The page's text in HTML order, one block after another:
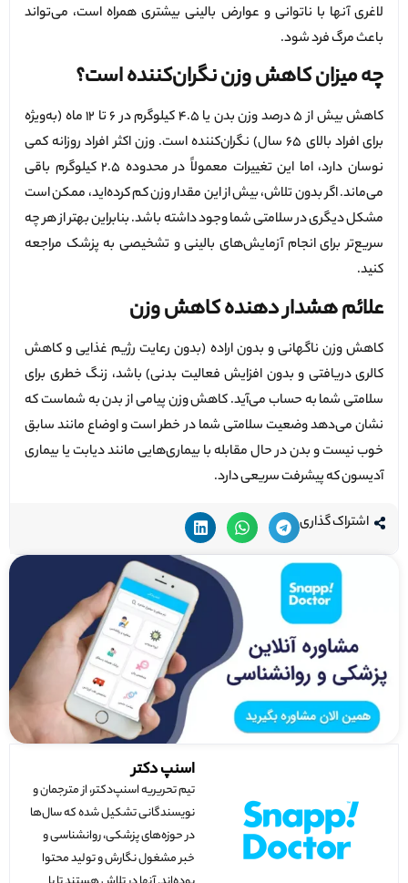
لاغری آنها با ناتوانی و عوارض بالینی بیشتری همراه است، می‌تواند
باعث مرگ فرد شود.
چه میزان کاهش وزن نگران‌کننده است؟
کاهش بیش از ۵ درصد وزن بدن یا ۴.۵ کیلوگرم در ۶ تا ۱۲ ماه (به‌ویژه
برای افراد بالای ۶۵ سال) نگران‌کننده است. وزن اکثر افراد روزانه کمی
نوسان دارد، اما این تغییرات معمولاً در محدوده ۲.۵ کیلوگرم باقی
می‌ماند. اگر بدون تلاش، بیش از این مقدار وزن کم کرده‌اید، ممکن است
مشکل دیگری در سلامتی شما وجود داشته باشد. بنابراین بهتر از هر چه
سریع‌تر برای انجام آزمایش‌های بالینی و تشخیصی به پزشک مراجعه
کنید.
علائم هشدار دهنده کاهش وزن
کاهش وزن ناگهانی و بدون اراده (بدون رعایت رژیم غذایی و کاهش
کالری دریافتی و بدون افزایش فعالیت بدنی) باشد، زنگ خطری برای
سلامتی شما به حساب می‌آید. کاهش وزن پیامی از بدن به شماست که
نشان می‌دهد وضعیت سلامتی شما در خطر است و اوضاع مانند سابق
خوب نیست و بدن در حال مقابله با بیماری‌هایی مانند دیابت یا بیماری
آدیسون که پیشرفت سریعی دارد.
اشتراک گذاری
اسنپ دکتر
تیم تحریریه اسنپ‌دکتر، از مترجمان و
نویسندگانی تشکیل شده که سال‌ها
در حوزه‌های پزشکی، روانشناسی و
خبر مشغول نگارش و تولید محتوا